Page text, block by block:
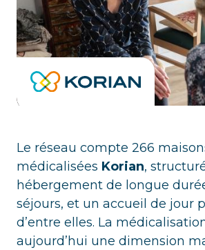
Le réseau compte 266
médicalisées Korian,
hébergement de longue
séjours, et un accueil de jour
d’entre elles. La
aujourd’hui une dimension